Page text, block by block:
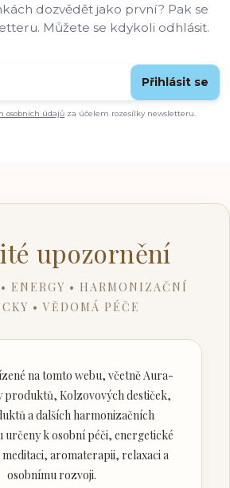
dozvědět jako první? Pak se
Můžete se kdykoli odhlásit.
Přihlásit se
osobních údajů za účelem rozesílky newsletteru.
upozornění
ENERGY • HARMONIZAČNÍ
• VĚDOMÁ PÉČE
na tomto webu, včetně Aura-
produktů, Kolzovových destiček,
a dalších harmonizačních
určeny k osobní péči, energetické
aromaterapii, relaxaci a
osobnímu rozvoji.